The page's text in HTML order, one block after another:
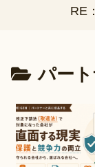
RE
パー